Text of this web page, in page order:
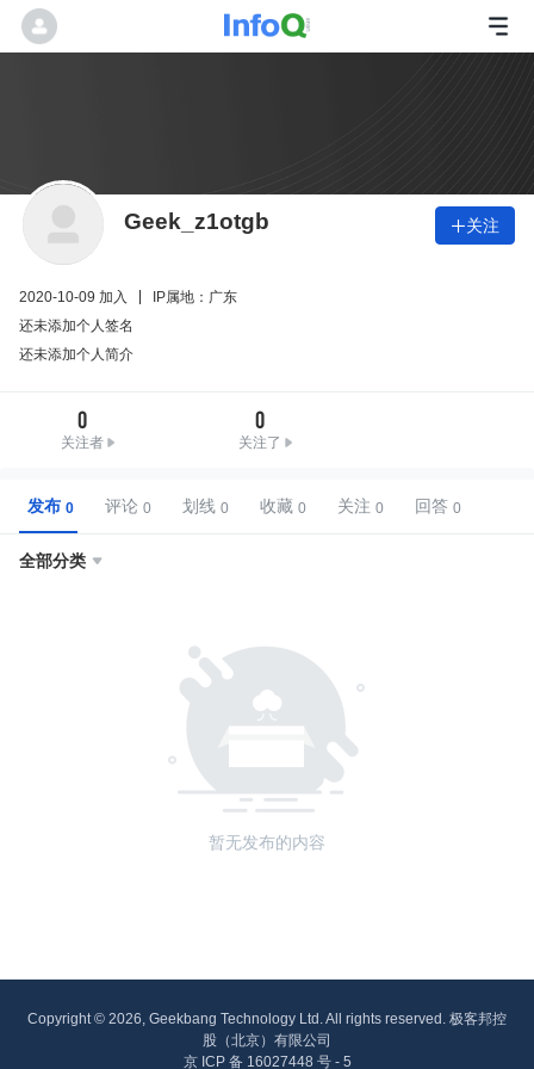
Geek_z1otgb 关注
2020-10-09 加入
IP属地：广东
还未添加个人签名
还未添加个人简介
0
关注者
0
关注了
发布 评论 划线 收藏 关注 回答
全部分类 
暂无发布的内容
Copyright © 2026, Geekbang Technology Ltd. All rights reserved. 极客邦控
股（北京）有限公司
京 ICP 备 16027448 号 - 5